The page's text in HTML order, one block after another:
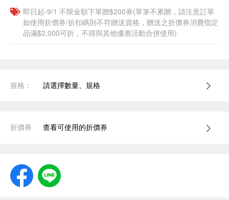
即日起-9/1 不限金額下單贈$200券(單筆不累贈，請注意訂單
如使用折價券/折扣碼則不符贈送資格，贈送之折價券消費指定
品滿$2,000可折，不得與其他優惠活動合併使用)
規格： 請選擇數量、規格
折價券 查看可使用的折價券